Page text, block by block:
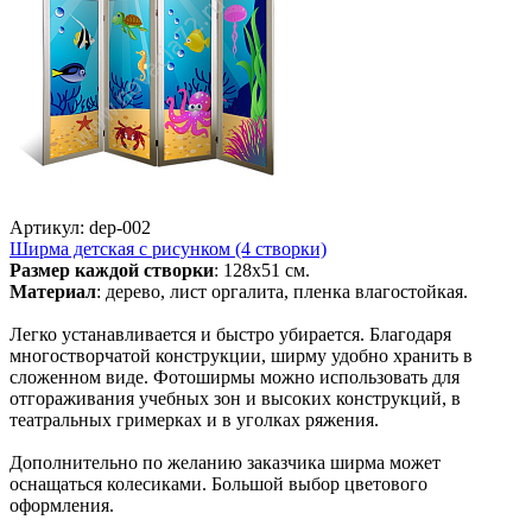
Артикул: dep-002
Ширма детская с рисунком (4 створки)
Размер каждой створки: 128х51 см.
Материал: дерево, лист оргалита, пленка влагостойкая.
Легко устанавливается и быстро убирается. Благодаря
многостворчатой конструкции, ширму удобно хранить в
сложенном виде. Фотоширмы можно использовать для
отгораживания учебных зон и высоких конструкций, в
театральных гримерках и в уголках ряжения.
Дополнительно по желанию заказчика ширма может
оснащаться колесиками. Большой выбор цветового
оформления.